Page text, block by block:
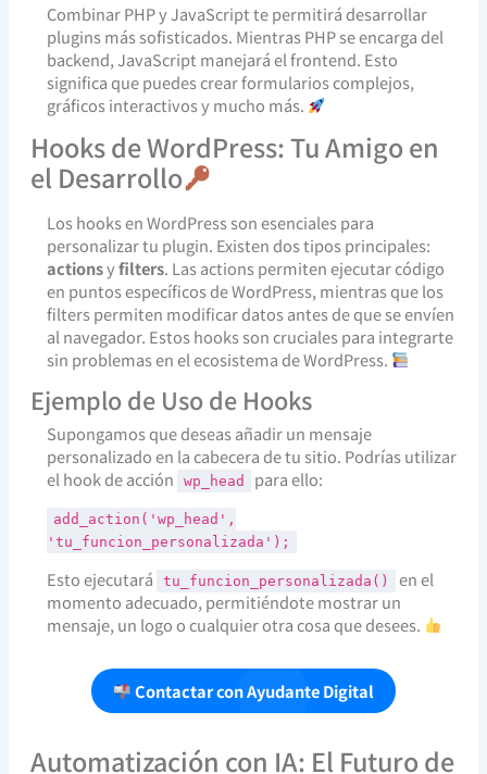
Combinar PHP y JavaScript te permitirá desarrollar
plugins más sofisticados. Mientras PHP se encarga del
backend, JavaScript manejará el frontend. Esto
significa que puedes crear formularios complejos,
gráficos interactivos y mucho más.
Hooks de WordPress: Tu Amigo en
el Desarrollo
Los hooks en WordPress son esenciales para
personalizar tu plugin. Existen dos tipos principales:
actionsyfilters. Las actions permiten ejecutar código
en puntos específicos de WordPress, mientras que los
filters permiten modificar datos antes de que se envíen
al navegador. Estos hooks son cruciales para integrarte
sin problemas en el ecosistema de WordPress.
Ejemplo de Uso de Hooks
Supongamos que deseas añadir un mensaje
personalizado en la cabecera de tu sitio. Podrías utilizar
el hook de acción
wp_head para ello:
add_action('wp_head',
'tu_funcion_personalizada');
Esto ejecutará tu_funcion_personalizada()
en el
momento adecuado, permitiéndote mostrar un
mensaje, un logo o cualquier otra cosa que desees.
Contactar con Ayudante Digital
Automatización con IA: El Futuro de